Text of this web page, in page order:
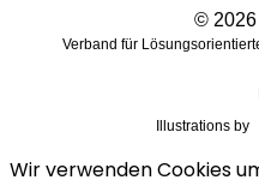
© 2026
Verband für
Illustrations by
Wir verwenden Cookies